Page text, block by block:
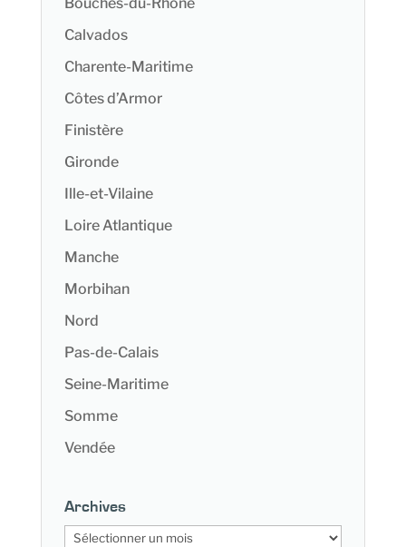
Calvados
Charente-Maritime
Côtes d’Armor
Finistère
Gironde
Ille-et-Vilaine
Loire Atlantique
Manche
Morbihan
Nord
Pas-de-Calais
Seine-Maritime
Somme
Vendée
Archives
Archives